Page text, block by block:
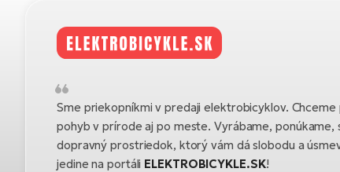
Sme priekopníkmi v predaji elektrobicyklov. Chceme
pohyb v prírode aj po meste. Vyrábame, ponúkame,
dopravný prostriedok, ktorý vám dá slobodu a
jedine na portáli ELEKTROBICYKLE.SK!